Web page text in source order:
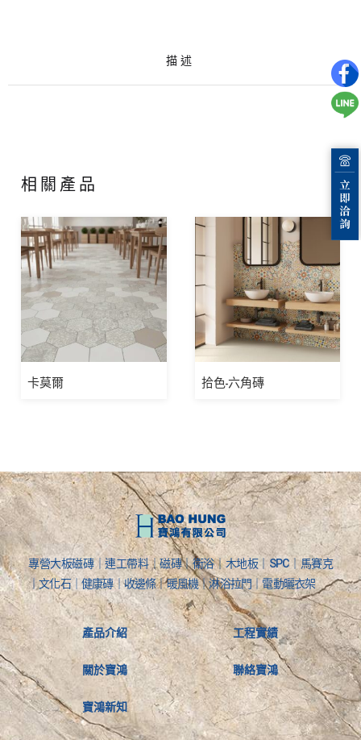
描述
相關產品
卡莫爾 拾色-六角磚
專營大板磁磚｜連工帶料｜磁磚｜衛浴｜木地板｜SPC｜馬賽克
｜文化石｜健康磚｜收邊條｜暖風機｜淋浴拉門｜電動曬衣架
產品介紹
關於寶鴻
寶鴻新知
工程實績
聯絡寶鴻